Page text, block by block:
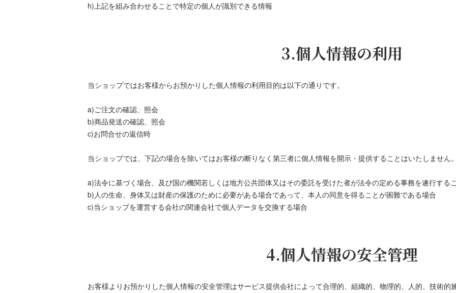
h)上記を組み合わせることで特定の個人が識別できる情報
3.個人情報の利用
当ショップではお客様からお預かりした個人情報の利用目的は以下の通りです。
a)ご注文の確認、照会
b)商品発送の確認、照会
c)お問合せの返信時
当ショップでは、下記の場合を除いてはお客様の断りなく第三者に個人情報を開示・提供することはいたしません。
a)法令に基づく場合、及び国の機関若しくは地方公共団体又はその委託を受けた者が法令の定める事務を遂行する
b)人の生命、身体又は財産の保護のために必要がある場合であって、本人の同意を得ることが困難である場合
c)当ショップを運営する会社の関連会社で個人データを交換する場合
4.個人情報の安全管理
お客様よりお預かりした個人情報の安全管理はサービス提供会社によって合理的、組織的、物理的、人的、技術的